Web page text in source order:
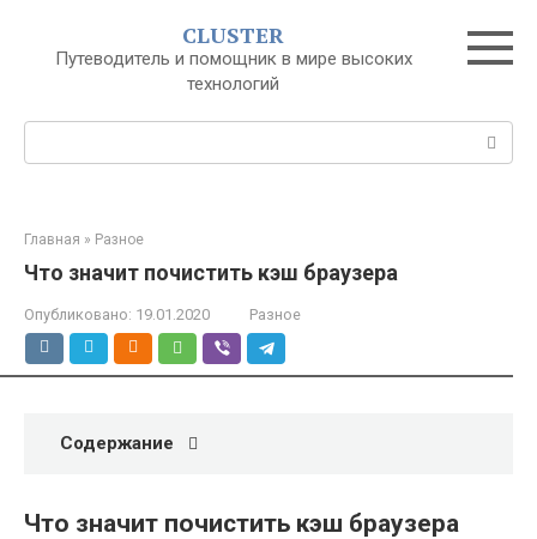
контенту
CLUSTER
Путеводитель и помощник в мире высоких
технологий
Главная » Разное
Что значит почистить кэш браузера
Опубликовано: 19.01.2020 Разное
Содержание
Что значит почистить кэш браузера